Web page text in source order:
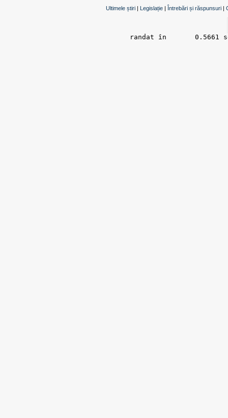
Ultimele știri | Legislație | Întrebări și răspunsuri |
randat în